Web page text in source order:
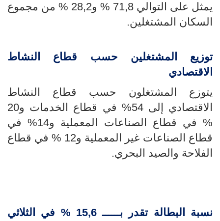
يمثل على التوالي 71,8
% و28,2 % من مجموع
السكان المشتغلين.
توزيع المشتغلين حسب قطاع النشاط
الاقتصادي
يتوزع المشتغلون حسب قطاع النشاط
الاقتصادي إلى 54
% في قطاع الخدمات و20
% في قطاع الصناعات المعملية و14% في
قطاع الصناعات غير المعملية و12 % في قطاع
الفلاحة والصيد البحري.
نسبة البطالة تقدر بــــــ 15,6 % في الثلاثي